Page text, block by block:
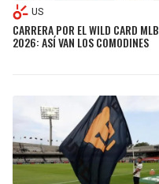
US
CARRERA POR EL WILD CARD MLB
2026: ASÍ VAN LOS COMODINES